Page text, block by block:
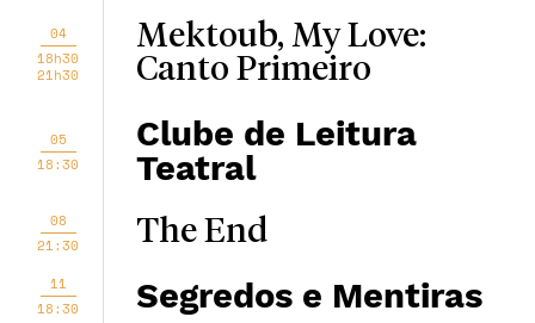
04
18h30
21h30
Mektoub, My Love:
Canto Primeiro
05
18:30
Clube de Leitura
Teatral
08
21:30
The End
11
18:30
Segredos e Mentiras